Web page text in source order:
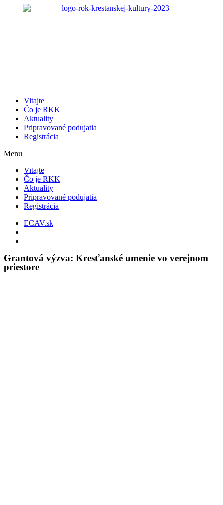
Preskočiť
Vitajte
Čo je RKK
Aktuality
Pripravované podujatia
Registrácia
Menu
Vitajte
Čo je RKK
Aktuality
Pripravované podujatia
Registrácia
ECAV.sk
Grantová výzva: Kresťanské umenie vo verejnom
priestore